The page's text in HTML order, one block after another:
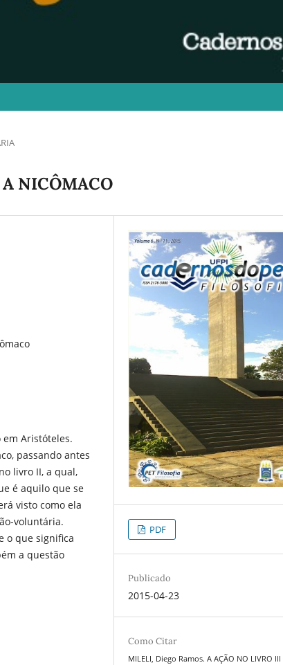
NICÔMACO
Aristóteles.
passando antes
livro II, a qual,
é aquilo que se
visto como ela
voluntária.
o que significa
a questão
PDF
Publicado
2015-04-23
Como Citar
MILELI, Diego Ramos. A AÇÃO NO LIVRO III